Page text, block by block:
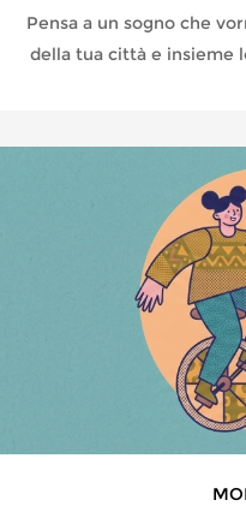
Pensa a un sogno che
della tua città e insieme